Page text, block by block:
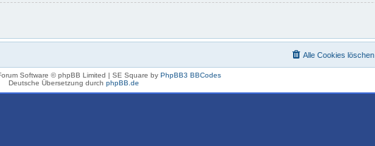
Alle Cookies löschen
Software © phpBB Limited | SE Square by PhpBB3 BBCodes
Deutsche Übersetzung durch phpBB.de